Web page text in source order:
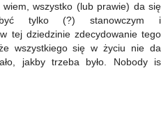
wszystko (lub prawie) da się
tylko (?) stanowczym i
tej dziedzinie zdecydowanie tego
wszystkiego się w życiu nie da
jakby trzeba było. Nobody is